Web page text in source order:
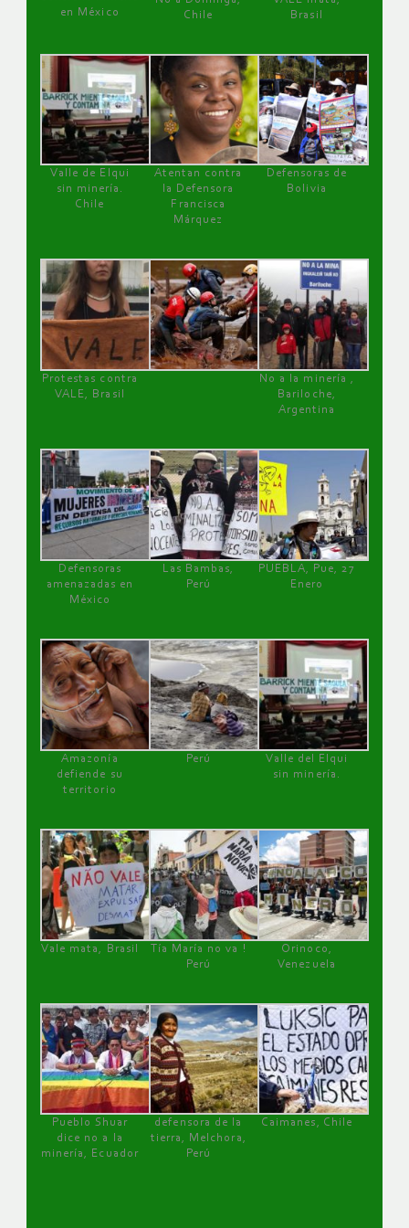
en México
Chile
Brasil
Valle de Elqui
sin minería.
Chile
Atentan contra
la Defensora
Francisca
Márquez
Defensoras de
Bolivia
Protestas contra
VALE, Brasil
No a la minería ,
Bariloche,
Argentina
Defensoras
amenazadas en
México
Las Bambas,
Perú
PUEBLA, Pue, 27
Enero
Amazonía
defiende su
territorio
Perú
Valle del Elqui
sin minería.
Vale mata, Brasil
Tía María no va !
Perú
Orinoco,
Venezuela
Pueblo Shuar
dice no a la
minería, Ecuador
defensora de la
tierra, Melchora,
Perú
Caimanes, Chile